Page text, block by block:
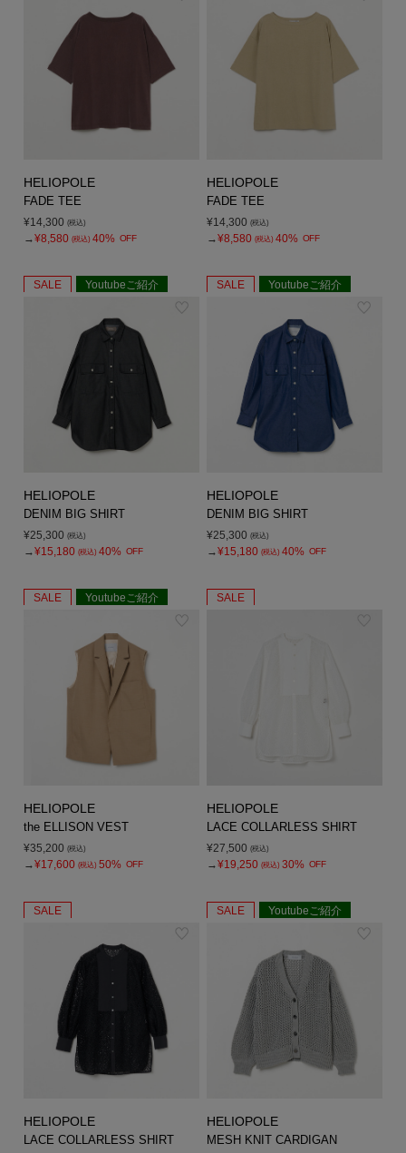
HELIOPOLE
FADE TEE
¥14,300 (税込)
→¥8,580 (税込) 40% OFF
HELIOPOLE
FADE TEE
¥14,300 (税込)
→¥8,580 (税込) 40% OFF
SALE Youtubeご紹介
HELIOPOLE
DENIM BIG SHIRT
¥25,300 (税込)
→¥15,180 (税込) 40% OFF
SALE Youtubeご紹介
HELIOPOLE
DENIM BIG SHIRT
¥25,300 (税込)
→¥15,180 (税込) 40% OFF
SALE Youtubeご紹介
HELIOPOLE
the ELLISON VEST
¥35,200 (税込)
→¥17,600 (税込) 50% OFF
SALE
HELIOPOLE
LACE COLLARLESS SHIRT
¥27,500 (税込)
→¥19,250 (税込) 30% OFF
SALE
HELIOPOLE
LACE COLLARLESS SHIRT
SALE Youtubeご紹介
HELIOPOLE
MESH KNIT CARDIGAN